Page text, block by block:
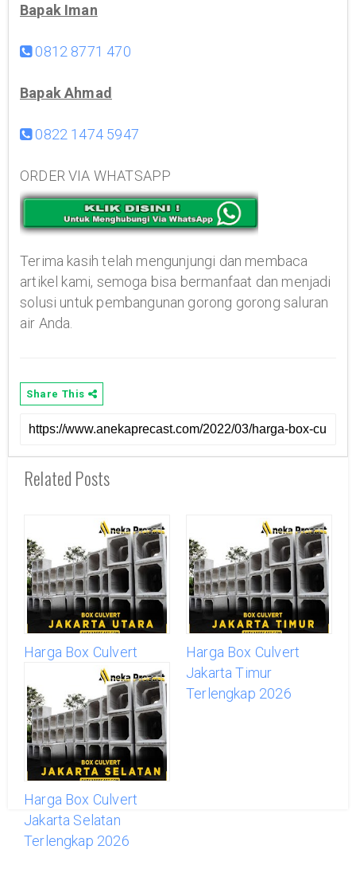
Bapak Iman
0812 8771 470
Bapak Ahmad
0822 1474 5947
ORDER VIA WHATSAPP
Terima kasih telah mengunjungi dan membaca
artikel kami, semoga bisa bermanfaat dan menjadi
solusi untuk pembangunan gorong gorong saluran
air Anda.
Share This
Related Posts
Harga Box Culvert
Jakarta Utara
Terlengkap 2026
Harga Box Culvert
Jakarta Timur
Terlengkap 2026
Harga Box Culvert
Jakarta Selatan
Terlengkap 2026